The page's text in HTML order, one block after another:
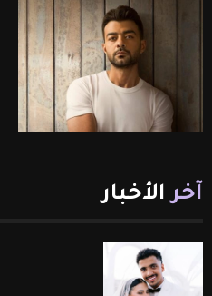
آخر الأخبار